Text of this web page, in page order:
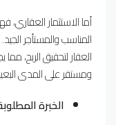
أما الاستثمار العقاري،
المناسب والمستأجر
العقار لتحقيق الربح،
ومستقر على المدى
الخبرة